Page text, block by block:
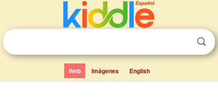
Web Imágenes English